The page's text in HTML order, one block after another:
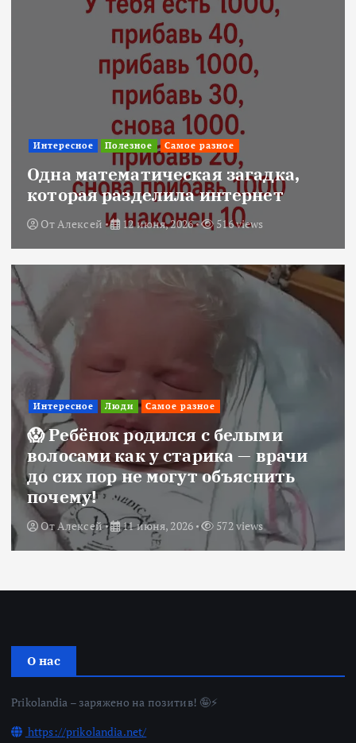
Интересное Полезное Самое разное
Одна математическая загадка,
которая разделила интернет
ОтАлексей 12 июня, 2026 516 views
Интересное Люди Самое разное
😱 Ребёнок родился с белыми
волосами как у старика — врачи
до сих пор не могут объяснить
почему!
ОтАлексей 11 июня, 2026 572 views
О нас
Prikolandia – заряжено на позитив! 🤪⚡
https://prikolandia.net/